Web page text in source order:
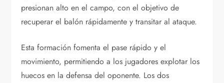
presionan alto en el campo, con el objetivo de
recuperar el balón rápidamente y transitar al ataque.
Esta formación fomenta el pase rápido y el
movimiento, permitiendo a los jugadores explotar los
huecos en la defensa del oponente. Los dos